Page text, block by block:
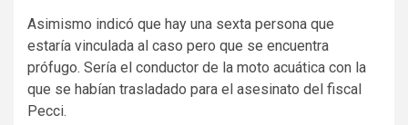
Asimismo indicó que hay una sexta persona que
estaría vinculada al caso pero que se encuentra
prófugo. Sería el conductor de la moto acuática con la
que se habían trasladado para el asesinato del fiscal
Pecci.